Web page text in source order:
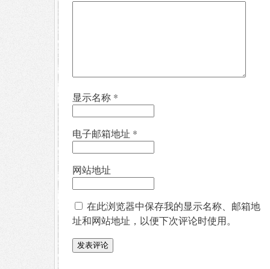
显示名称 *
电子邮箱地址 *
网站地址
在此浏览器中保存我的显示名称、邮箱地
址和网站地址，以便下次评论时使用。